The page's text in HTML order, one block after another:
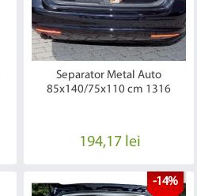
Separator Metal Auto
85x140/75x110 cm 1316
194,17 lei
-14%